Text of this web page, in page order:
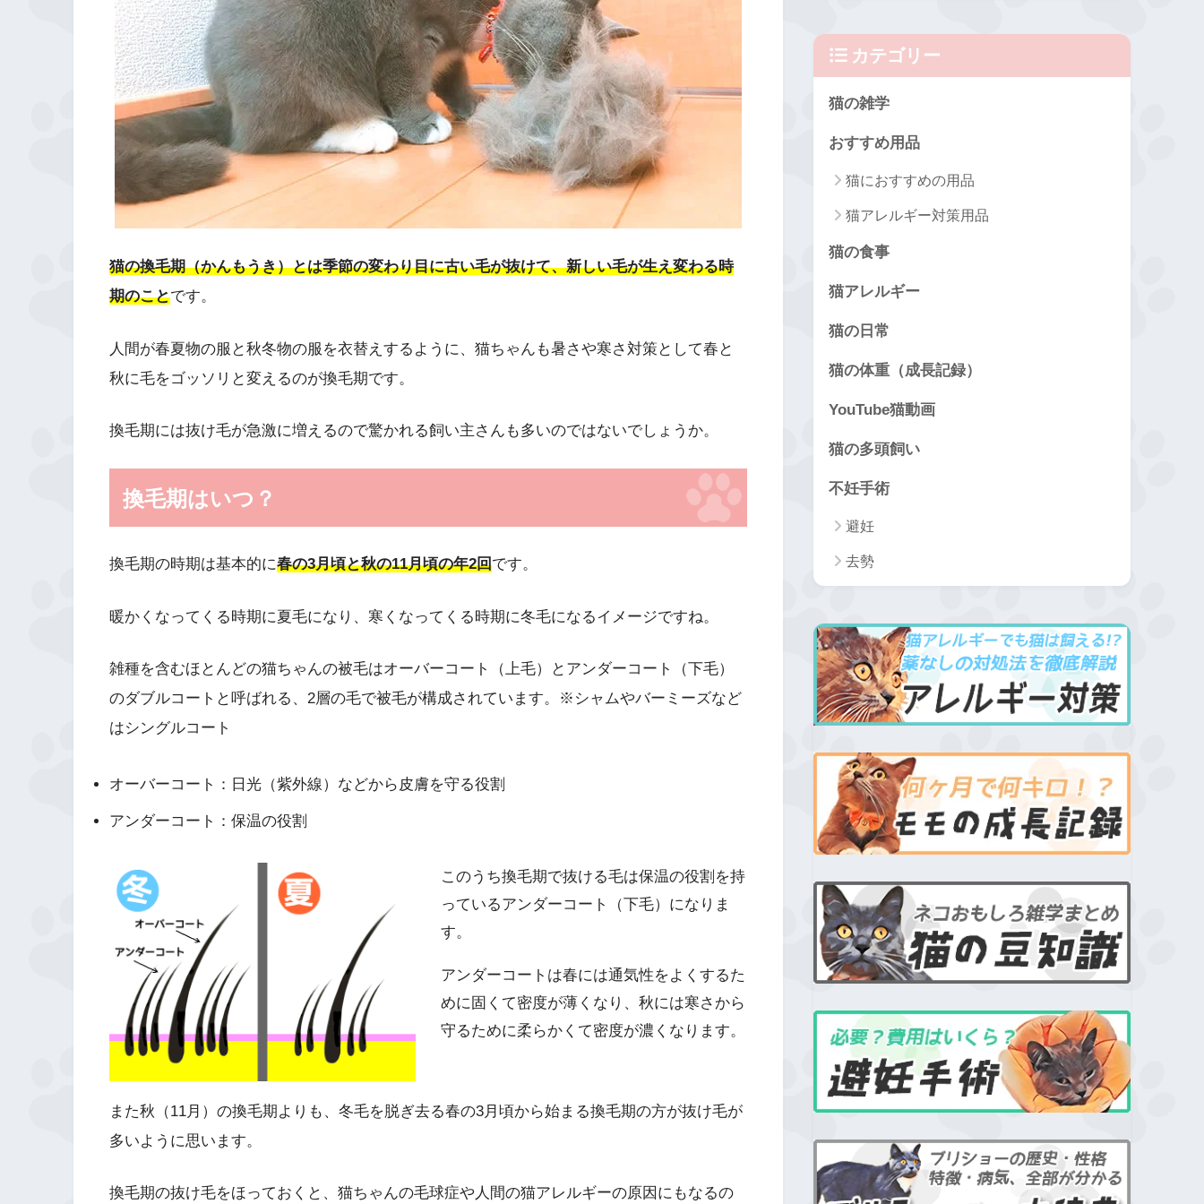
猫の換毛期（かんもうき）とは季節の変わり目に古い毛が抜けて、新しい毛が生え変わる時
期のことです。
人間が春夏物の服と秋冬物の服を衣替えするように、猫ちゃんも暑さや寒さ対策として春と
秋に毛をゴッソリと変えるのが換毛期です。
換毛期には抜け毛が急激に増えるので驚かれる飼い主さんも多いのではないでしょうか。
換毛期はいつ？
換毛期の時期は基本的に春の3月頃と秋の11月頃の年2回です。
暖かくなってくる時期に夏毛になり、寒くなってくる時期に冬毛になるイメージですね。
雑種を含むほとんどの猫ちゃんの被毛はオーバーコート（上毛）とアンダーコート（下毛）
のダブルコートと呼ばれる、2層の毛で被毛が構成されています。※シャムやバーミーズなど
はシングルコート
オーバーコート：日光（紫外線）などから皮膚を守る役割
アンダーコート：保温の役割
このうち換毛期で抜ける毛は保温の役割を持
っているアンダーコート（下毛）になりま
す。
アンダーコートは春には通気性をよくするた
めに固くて密度が薄くなり、秋には寒さから
守るために柔らかくて密度が濃くなります。
また秋（11月）の換毛期よりも、冬毛を脱ぎ去る春の3月頃から始まる換毛期の方が抜け毛が
多いように思います。
換毛期の抜け毛をほっておくと、猫ちゃんの毛球症や人間の猫アレルギーの原因にもなるの
カテゴリー
猫の雑学
おすすめ用品
猫におすすめの用品
猫アレルギー対策用品
猫の食事
猫アレルギー
猫の日常
猫の体重（成長記録）
YouTube猫動画
猫の多頭飼い
不妊手術
避妊
去勢